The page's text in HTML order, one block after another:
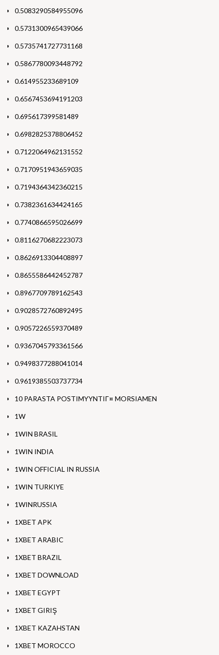
0.5083290584955096
0.5731300965439066
0.5735741727731168
0.5867780093448792
0.614955233689109
0.6567453694191203
0.695617399581489
0.6982825378806452
0.7122064962131552
0.7170951943659035
0.7194364342360215
0.7382361634424165
0.7740866595026699
0.8116270682223073
0.8626913304408897
0.8655586442452787
0.8967709789162543
0.9028572760892495
0.9057226559370489
0.9367045793361566
0.9498377288041014
0.9619385503737734
10 PARASTA POSTIMYYNTIГ¤ MORSIAMEN
1W
1WIN BRASIL
1WIN INDIA
1WIN OFFICIAL IN RUSSIA
1WIN TURKIYE
1WINRUSSIA
1XBET APK
1XBET ARABIC
1XBET BRAZIL
1XBET DOWNLOAD
1XBET EGYPT
1XBET GIRIŞ
1XBET KAZAHSTAN
1XBET MOROCCO